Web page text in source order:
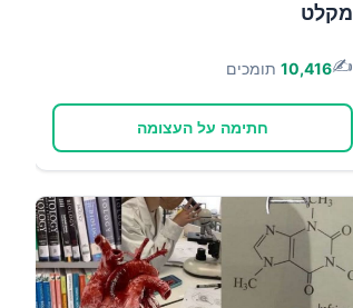
מקלט
✍️
10,416 תומכים
חתימה על העצומה